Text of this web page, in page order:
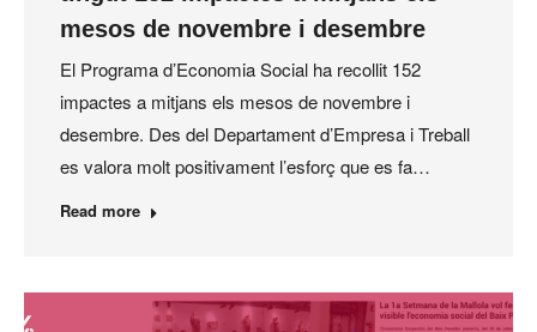
mesos de novembre i desembre
El Programa d’Economia Social ha recollit 152
impactes a mitjans els mesos de novembre i
desembre. Des del Departament d’Empresa i Treball
es valora molt positivament l’esforç que es fa…
Read more